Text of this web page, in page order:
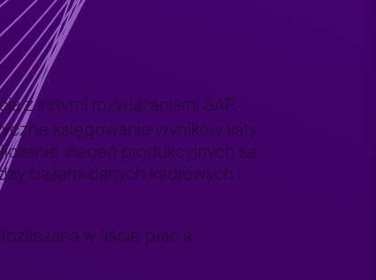
z innymi rozwiązaniami SAP.
księgowanie wyników listy
zleceń produkcyjnych są
bazami danych kadrowych i
w liście płac a